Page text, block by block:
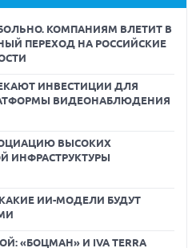
КОМПАНИЯМ ВЛЕТИТ В
ПЕРЕХОД НА РОССИЙСКИЕ
ИНВЕСТИЦИИ ДЛЯ
ВИДЕОНАБЛЮДЕНИЯ
ВЫСОКИХ
ИНФРАСТРУКТУРЫ
ИИ-МОДЕЛИ БУДУТ
«БОЦМАН» И IVA TERRA